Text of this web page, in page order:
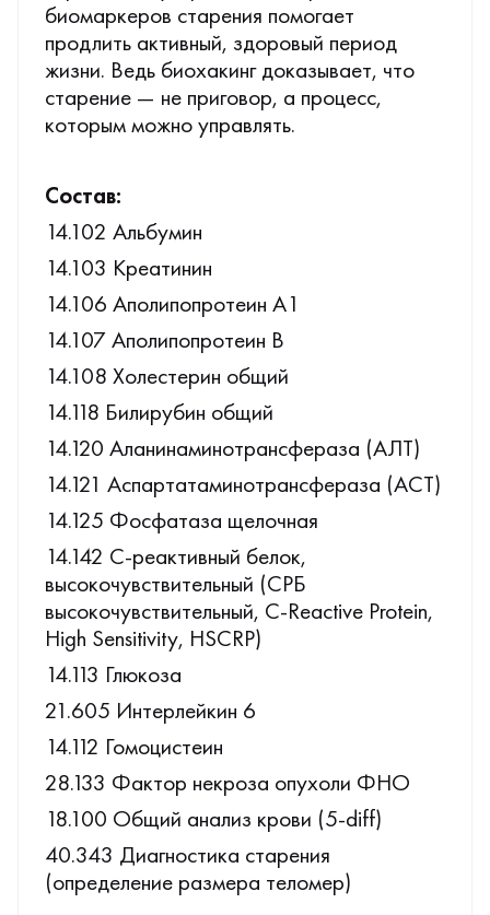
биомаркеров старения помогает
продлить активный, здоровый период
жизни. Ведь биохакинг доказывает, что
старение — не приговор, а процесс,
которым можно управлять.
Состав:
14.102 Альбумин
14.103 Креатинин
14.106 Аполипопротеин А1
14.107 Аполипопротеин В
14.108 Холестерин общий
14.118 Билирубин общий
14.120 Аланинаминотрансфераза (АЛТ)
14.121 Аспартатаминотрансфераза (АСТ)
14.125 Фосфатаза щелочная
14.142 С-реактивный белок,
высокочувствительный (СРБ
высокочувствительный, C-Reactive Protein,
High Sensitivity, HSCRP)
14.113 Глюкоза
21.605 Интерлейкин 6
14.112 Гомоцистеин
28.133 Фактор некроза опухоли ФНО
18.100 Общий анализ крови (5-diff)
40.343 Диагностика старения
(определение размера теломер)